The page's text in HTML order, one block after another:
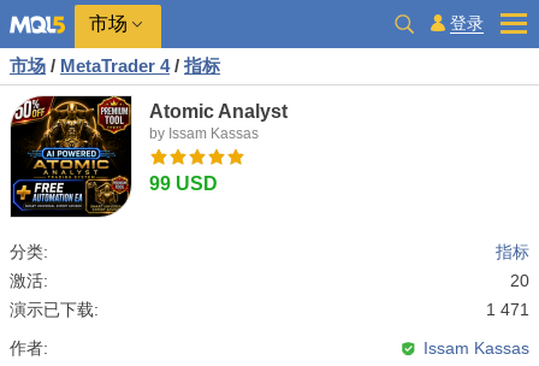
市场 登录
市场 / MetaTrader 4 / 指标
Atomic Analyst
by Issam Kassas
99 USD
分类:
指标
激活:
20
演示已下载:
1 471
作者:
Issam Kassas